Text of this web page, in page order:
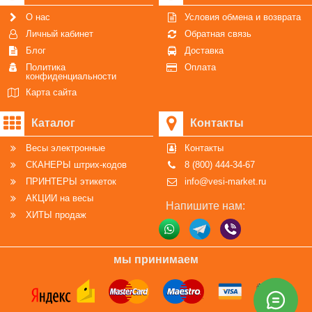
О нас
Личный кабинет
Блог
Политика
конфиденциальности
Карта сайта
Условия обмена и возврата
Обратная связь
Доставка
Оплата
Каталог
Весы электронные
СКАНЕРЫ штрих-кодов
ПРИНТЕРЫ этикеток
АКЦИИ на весы
ХИТЫ продаж
Контакты
Контакты
8 (800) 444-34-67
info@vesi-market.ru
Напишите нам:
мы принимаем